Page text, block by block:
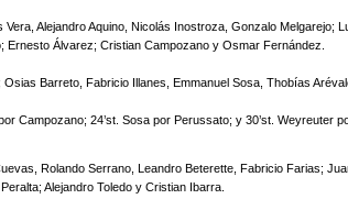
Alejandro Aquino, Nicolás Inostroza, Gonzalo Melgarejo;
Ernesto Álvarez; Cristian Campozano y Osmar Fernández.
Osias Barreto, Fabricio Illanes, Emmanuel Sosa, Thobías
Campozano; 24’st. Sosa por Perussato; y 30’st. Weyreuter
Rolando Serrano, Leandro Beterette, Fabricio Farias;
Alejandro Toledo y Cristian Ibarra.